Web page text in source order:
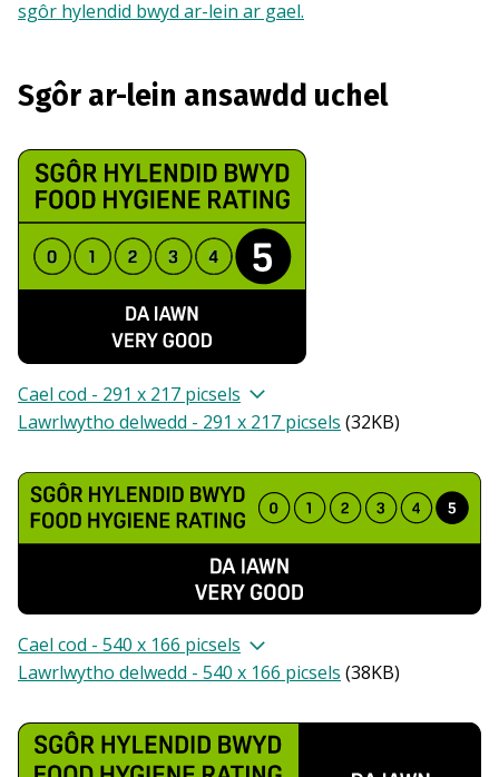
sgôr hylendid bwyd ar-lein ar gael.
Sgôr ar-lein ansawdd uchel
Cael cod - 291 x 217 picsels
Lawrlwytho delwedd - 291 x 217 picsels (32KB)
Cael cod - 540 x 166 picsels
Lawrlwytho delwedd - 540 x 166 picsels (38KB)